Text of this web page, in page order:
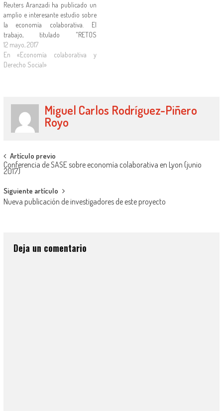
Reuters Aranzadi ha publicado un
amplio e interesante estudio sobre
la economía colaborativa. El
trabajo, titulado "RETOS
JURÍDICOS DE LA ECONOMÍA
COLABORATIVA EN EL CONTEXTO
DIGITAL", ha sido dirigido por
que…
12 mayo, 2017
En «Economía colaborativa y
Derecho Social»
Miguel Carlos Rodríguez-Piñero
Royo
Artículo previo
Conferencia de SASE sobre economía colaborativa en Lyon (junio
2017)
Siguiente artículo
Nueva publicación de investigadores de este proyecto
Deja un comentario